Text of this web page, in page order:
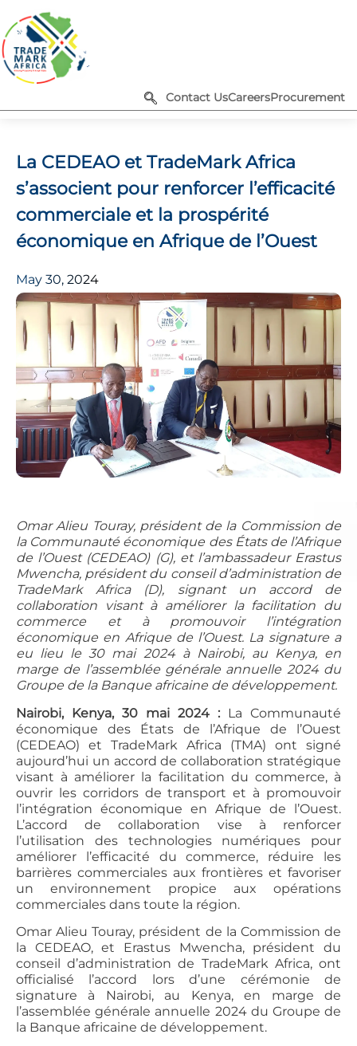
Contact UsCareersProcurement
La CEDEAO et TradeMark Africa
s’associent pour renforcer l’efficacité
commerciale et la prospérité
économique en Afrique de l’Ouest
May 30, 2024
Omar Alieu Touray, président de la Commission de
la Communauté économique des États de l’Afrique
de l’Ouest (CEDEAO) (G), et l’ambassadeur Erastus
Mwencha, président du conseil d’administration de
TradeMark Africa (D), signant un accord de
collaboration visant à améliorer la facilitation du
commerce et à promouvoir l’intégration
économique en Afrique de l’Ouest. La signature a
eu lieu le 30 mai 2024 à Nairobi, au Kenya, en
marge de l’assemblée générale annuelle 2024 du
Groupe de la Banque africaine de développement.
Nairobi, Kenya, 30 mai 2024 : La Communauté
économique des États de l’Afrique de l’Ouest
(CEDEAO) et TradeMark Africa (TMA) ont signé
aujourd’hui un accord de collaboration stratégique
visant à améliorer la facilitation du commerce, à
ouvrir les corridors de transport et à promouvoir
l’intégration économique en Afrique de l’Ouest.
L’accord de collaboration vise à renforcer
l’utilisation des technologies numériques pour
améliorer l’efficacité du commerce, réduire les
barrières commerciales aux frontières et favoriser
un environnement propice aux opérations
commerciales dans toute la région.
Omar Alieu Touray, président de la Commission de
la CEDEAO, et Erastus Mwencha, président du
conseil d’administration de TradeMark Africa, ont
officialisé l’accord lors d’une cérémonie de
signature à Nairobi, au Kenya, en marge de
l’assemblée générale annuelle 2024 du Groupe de
la Banque africaine de développement.